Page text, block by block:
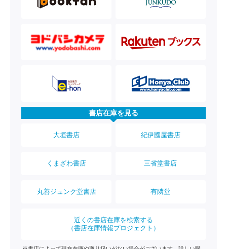
書店在庫を見る
大垣書店 紀伊國屋書店
くまざわ書店 三省堂書店
丸善ジュンク堂書店 有隣堂
近くの書店在庫を検索する
（書店在庫情報プロジェクト）